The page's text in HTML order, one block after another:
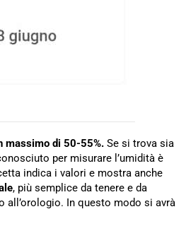
massimo di 50-55%. Se si trova sia
per misurare l’umidità è
indica i valori e mostra anche
, più semplice da tenere e da
all’orologio. In questo modo si avrà